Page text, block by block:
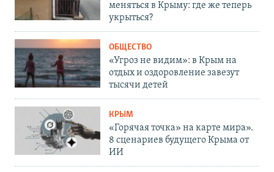
меняться в Крыму: где же теперь
укрыться?
ОБЩЕСТВО
«Угроз не видим»: в Крым на
отдых и оздоровление завезут
тысячи детей
КРЫМ
«Горячая точка» на карте мира».
8 сценариев будущего Крыма от
ИИ